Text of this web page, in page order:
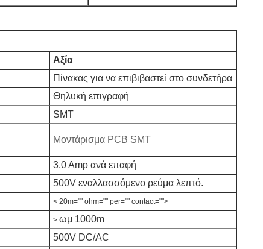
Αξία
Πίνακας για να επιβιβαστεί στο συνδετήρα
Θηλυκή επιγραφή
SMT
Μοντάρισμα PCB SMT
3.0 Amp ανά επαφή
500V εναλλασσόμενο ρεύμα λεπτό.
< 20m="" ohm="" per="" contact="">
> ωμ 1000m
500V DC/AC